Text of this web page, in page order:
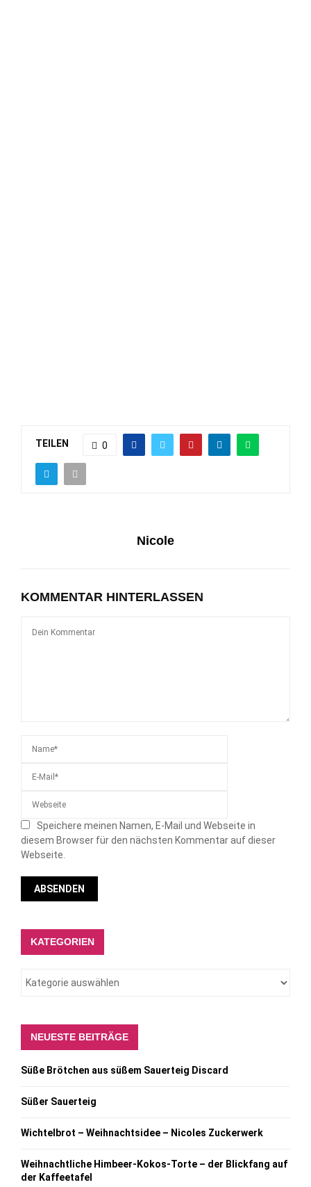
TEILEN 0
Nicole
KOMMENTAR HINTERLASSEN
Speichere meinen Namen, E-Mail und Webseite in
diesem Browser für den nächsten Kommentar auf dieser
Webseite.
KATEGORIEN
NEUESTE BEITRÄGE
Süße Brötchen aus süßem Sauerteig Discard
Süßer Sauerteig
Wichtelbrot – Weihnachtsidee – Nicoles Zuckerwerk
Weihnachtliche Himbeer-Kokos-Torte – der Blickfang auf
der Kaffeetafel